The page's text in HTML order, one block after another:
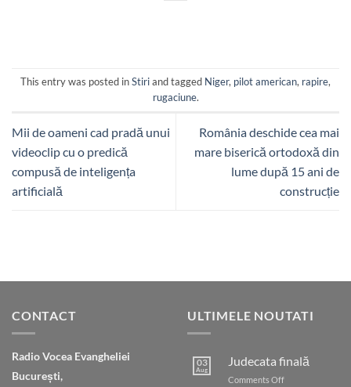
This entry was posted inStiriand tagged Niger, pilot american, rapire,
rugaciune.
Mii de oameni cad pradă unui
videoclip cu o predică
compusă de inteligența
artificială
România deschide cea mai
mare biserică ortodoxă din
lume după 15 ani de
construcție
CONTACT
Radio Vocea Evangheliei
București,
ULTIMELE NOUTATI
03
Aug
Judecata finală
Comments Offon